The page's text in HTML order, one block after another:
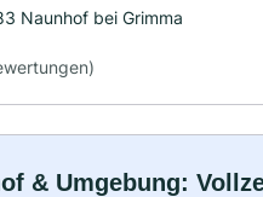
Naunhof bei Grimma
& Umgebung: